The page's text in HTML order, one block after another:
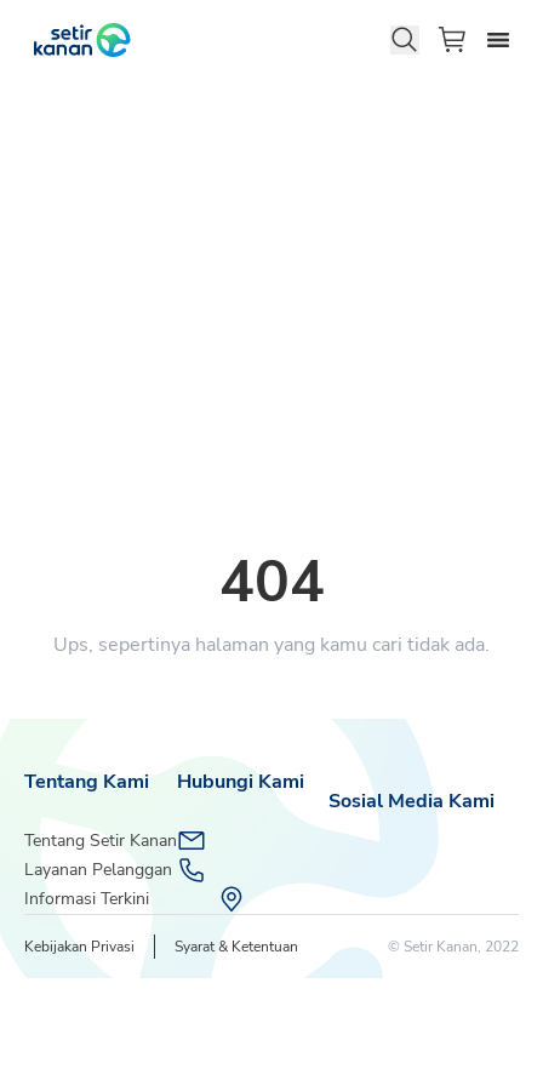
404
Ups, sepertinya halaman yang kamu cari tidak ada.
Tentang Kami
Tentang Setir Kanan
Layanan Pelanggan
Informasi Terkini
Sosial Media Kami
Hubungi Kami
Kebijakan Privasi Syarat & Ketentuan © Setir Kanan, 2022